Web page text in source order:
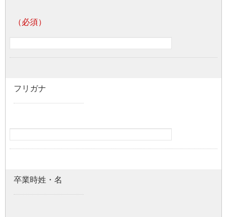
フリガナ
卒業時姓・名